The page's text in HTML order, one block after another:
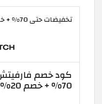
تخفيضات حتى 70% + خصم 20%
كود خصم
70% + خصم 20% على أزياء الأطفال